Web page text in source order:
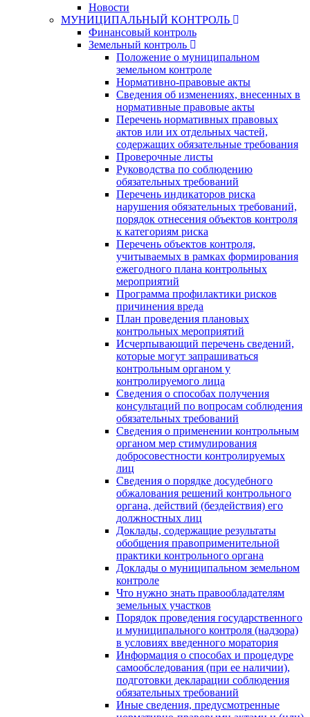
Новости
МУНИЦИПАЛЬНЫЙ КОНТРОЛЬ
Финансовый контроль
Земельный контроль
Положение о муниципальном
земельном контроле
Нормативно-правовые акты
Сведения об изменениях, внесенных в
нормативные правовые акты
Перечень нормативных правовых
актов или их отдельных частей,
содержащих обязательные требования
Проверочные листы
Руководства по соблюдению
обязательных требований
Перечень индикаторов риска
нарушения обязательных требований,
порядок отнесения объектов контроля
к категориям риска
Перечень объектов контроля,
учитываемых в рамках формирования
ежегодного плана контрольных
мероприятий
Программа профилактики рисков
причинения вреда
План проведения плановых
контрольных мероприятий
Исчерпывающий перечень сведений,
которые могут запрашиваться
контрольным органом у
контролируемого лица
Сведения о способах получения
консультаций по вопросам соблюдения
обязательных требований
Сведения о применении контрольным
органом мер стимулирования
добросовестности контролируемых
лиц
Сведения о порядке досудебного
обжалования решений контрольного
органа, действий (бездействия) его
должностных лиц
Доклады, содержащие результаты
обобщения правоприменительной
практики контрольного органа
Доклады о муниципальном земельном
контроле
Что нужно знать правообладателям
земельных участков
Порядок проведения государственного
и муниципального контроля (надзора)
в условиях введенного моратория
Информация о способах и процедуре
самообследования (при ее наличии),
подготовки декларации соблюдения
обязательных требований
Иные сведения, предусмотренные